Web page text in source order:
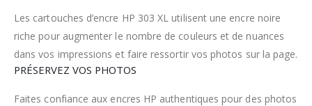
Les cartouches d’encre HP 303 XL utilisent une encre noire
riche pour augmenter le nombre de couleurs et de nuances
dans vos impressions et faire ressortir vos photos sur la page.
PRÉSERVEZ VOS PHOTOS
Faites confiance aux encres HP authentiques pour des photos